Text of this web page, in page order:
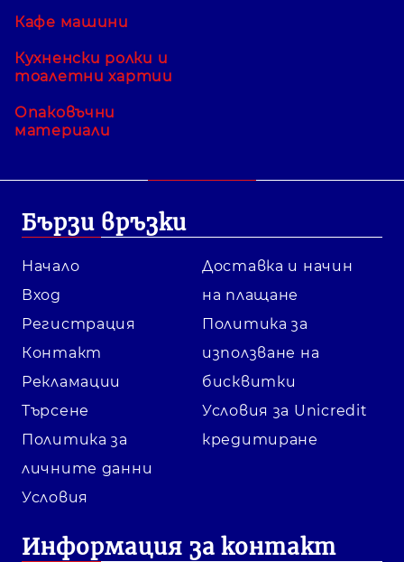
Кафе машини
Кухненски ролки и
тоалетни хартии
Опаковъчни
материали
Бързи връзки
Начало
Вход
Регистрация
Контакт
Рекламации
Търсене
Политика за
личните данни
Условия
Доставка и начин
на плащане
Политика за
използване на
бисквитки
Условия за Unicredit
кредитиране
Информация за контакт